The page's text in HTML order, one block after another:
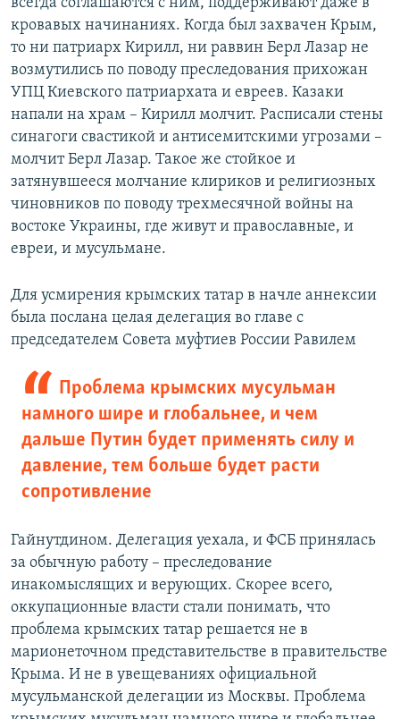
всегда соглашаются с ним, поддерживают даже в
кровавых начинаниях. Когда был захвачен Крым,
то ни патриарх Кирилл, ни раввин Берл Лазар не
возмутились по поводу преследования прихожан
УПЦ Киевского патриархата и евреев. Казаки
напали на храм – Кирилл молчит. Расписали стены
синагоги свастикой и антисемитскими угрозами –
молчит Берл Лазар. Такое же стойкое и
затянувшееся молчание клириков и религиозных
чиновников по поводу трехмесячной войны на
востоке Украины, где живут и православные, и
евреи, и мусульмане.
Для усмирения крымских татар в начле аннексии
была послана целая делегация во главе с
председателем Совета муфтиев России Равилем
Проблема крымских мусульман
намного шире и глобальнее, и чем
дальше Путин будет применять силу и
давление, тем больше будет расти
сопротивление
Гайнутдином. Делегация уехала, и ФСБ принялась
за обычную работу – преследование
инакомыслящих и верующих. Скорее всего,
оккупационные власти стали понимать, что
проблема крымских татар решается не в
марионеточном представительстве в правительстве
Крыма. И не в увещеваниях официальной
мусульманской делегации из Москвы. Проблема